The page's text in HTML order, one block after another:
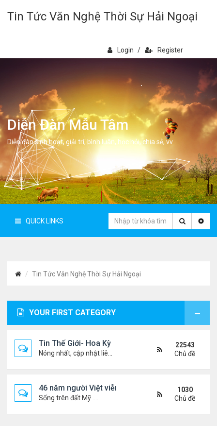
Tin Tức Văn Nghệ Thời Sự Hải Ngoại
Login / Register
Diễn Đàn Mẫu Tâm
Diễn đàn sinh hoạt, giải trí, bình luân, học hỏi, chia sẻ, vv.
QUICK LINKS
Tin Tức Văn Nghệ Thời Sự Hải Ngoại
YOUR FIRST CATEGORY
Tin Thế Giới- Hoa Kỳ
22543
Chủ đề
46 năm người Việt viễn xứ
Sống trên đất Mỹ ....
1030
Chủ đề